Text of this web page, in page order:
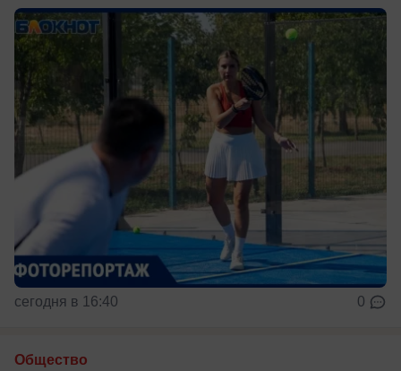
сегодня в 16:40 0
Общество